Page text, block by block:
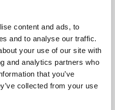
content and ads, to
and to analyse our traffic.
your use of our site with
and analytics partners who
that you’ve
collected from your use
hyggelige hytter og
Hygge omkring
til et dejligt måltid.
området:
Slot